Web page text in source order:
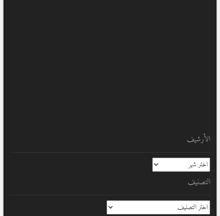
الأرشيف
الأرشيف
التصنيف
التصنيف